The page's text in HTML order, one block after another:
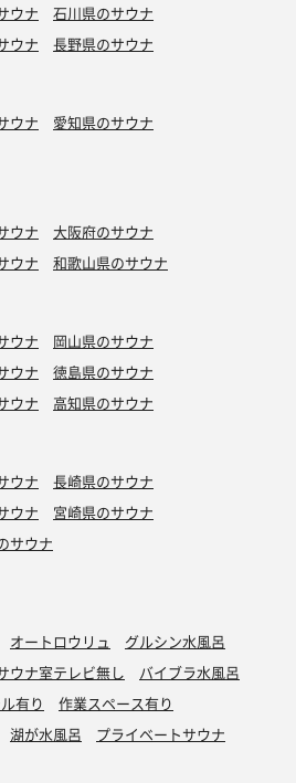
ウナ
石川県のサウナ
ウナ 長野県のサウナ
ウナ
愛知県のサウナ
ウナ
大阪府のサウナ
ウナ 和歌山県のサウナ
ウナ
岡山県のサウナ
ウナ
徳島県のサウナ
ウナ 高知県のサウナ
ウナ
長崎県のサウナ
ウナ
宮崎県のサウナ
サウナ
オートロウリュ
グルシン水風呂
ウナ室テレビ無し
バイブラ水風呂
有り
作業スペース有り
湖が水風呂 プライベートサウナ